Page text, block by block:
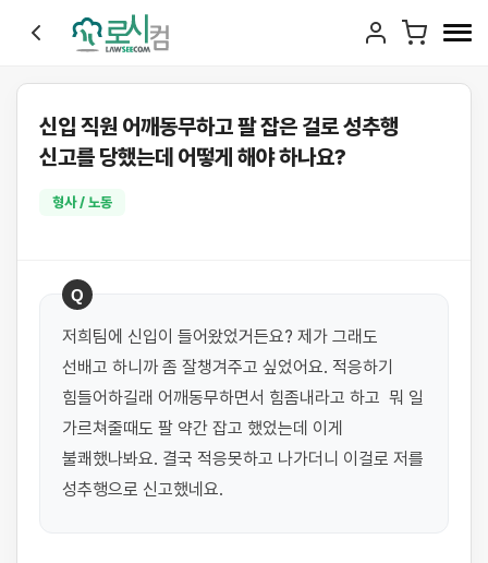
신입 직원 어깨동무하고 팔 잡은 걸로 성추행
신고를 당했는데 어떻게 해야 하나요?
형사 / 노동
Q
저희팀에 신입이 들어왔었거든요? 제가 그래도
선배고 하니까 좀 잘챙겨주고 싶었어요. 적응하기
힘들어하길래 어깨동무하면서 힘좀내라고 하고  뭐 일
가르쳐줄때도 팔 약간 잡고 했었는데 이게
불쾌했나봐요. 결국 적응못하고 나가더니 이걸로 저를
성추행으로 신고했네요.